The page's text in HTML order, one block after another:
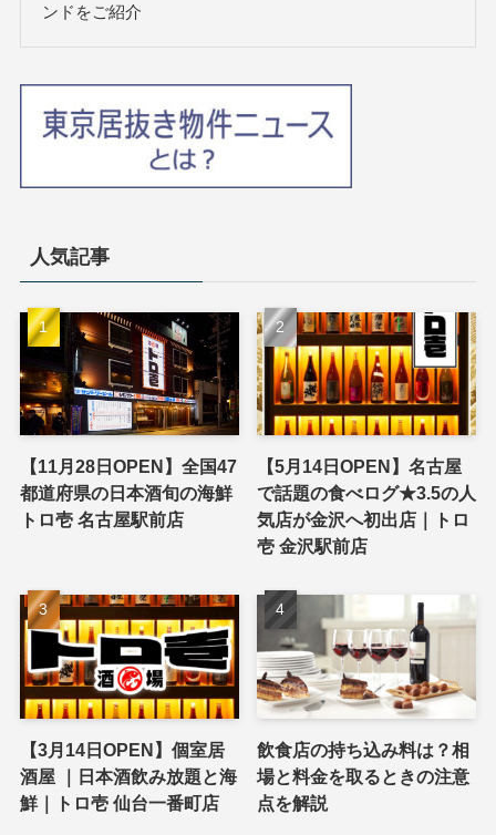
ンドをご紹介
人気記事
【11月28日OPEN】全国47
都道府県の日本酒旬の海鮮
トロ壱 名古屋駅前店
【5月14日OPEN】名古屋
で話題の食べログ★3.5の人
気店が金沢へ初出店｜トロ
壱 金沢駅前店
【3月14日OPEN】個室居
酒屋 ｜日本酒飲み放題と海
鮮｜トロ壱 仙台一番町店
飲食店の持ち込み料は？相
場と料金を取るときの注意
点を解説